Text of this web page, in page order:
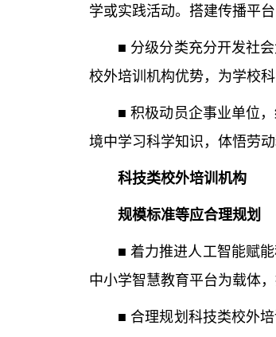
学或实践活动。搭建传播平
■ 分级分类充分开发社会
校外培训机构优势，为学校
■ 积极动员企事业单位，
境中学习科学知识，体悟劳动
科技类校外培训机构
规模标准等应合理规划
■ 着力推进人工智能赋能
中小学智慧教育平台为载体
■ 合理规划科技类校外培